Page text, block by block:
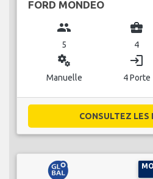
FORD MONDEO
group
5
business_center
4
miscellaneous_services
Manuelle
login
4 Porte
CONSULTEZ LES